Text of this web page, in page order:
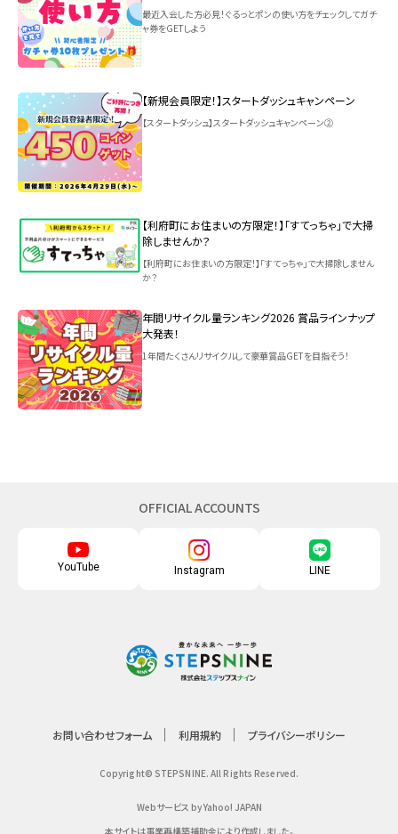
最近入会した方必見！ぐるっとポンの使い方をチェックしてガチ
ャ券をGETしよう
【新規会員限定！】スタートダッシュキャンペーン
【スタートダッシュ】スタートダッシュキャンペーン②
【利府町にお住まいの方限定！】「すてっちゃ」で大掃
除しませんか？
【利府町にお住まいの方限定！】「すてっちゃ」で大掃除しません
か？
年間リサイクル量ランキング2026 賞品ラインナップ
大発表！
1年間たくさんリサイクルして豪華賞品GETを目指そう！
OFFICIAL ACCOUNTS
YouTube Instagram LINE
お問い合わせフォーム 利用規約 プライバシーポリシー
Copyright© STEPSNINE. All Rights Reserved.
Webサービス by Yahoo! JAPAN
本サイトは事業再構築補助金により作成しました。